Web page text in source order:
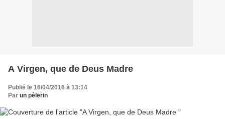
A Virgen, que de Deus Madre
Publié le 16/04/2016 à 13:14
Par un pèlerin